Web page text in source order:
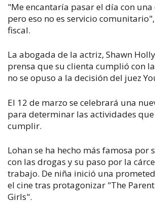
"Me encantaría pasar el día con
pero eso no es servicio
fiscal.
La abogada de la actriz, Shawn
prensa que su clienta cumplió con
no se opuso a la decisión del juez
El 12 de marzo se celebrará una
para determinar las actividades
cumplir.
Lohan se ha hecho más famosa por
con las drogas y su paso por la
trabajo. De niña inició una
el cine tras protagonizar "The
Girls".